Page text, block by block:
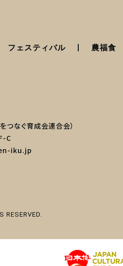
フェスティバル 農福食
つなぐ育成会連合会）
C
iku.jp
RESERVED.